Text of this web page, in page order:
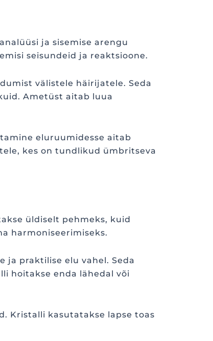
ja sisemise arengu
seisundeid ja reaktsioone.
välistele häirijatele. Seda
Ametüst aitab luua
eluruumidesse aitab
kes on tundlikud ümbritseva
üldiselt pehmeks, kuid
harmoniseerimiseks.
ja praktilise elu vahel. Seda
hoitakse enda lähedal või
Kristalli kasutatakse lapse toas